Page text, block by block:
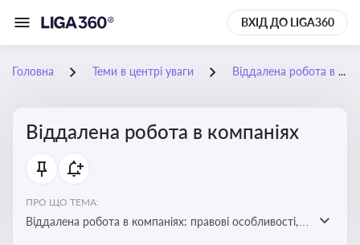
ВХІД ДО LIGA360
Головна Теми в центрі уваги Віддалена робота в компаніях
Віддалена робота в компаніях
ПРО ЩО ТЕМА:
Віддалена робота в компаніях: правові особливості,